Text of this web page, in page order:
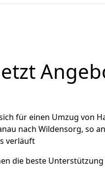
für einen Umzug von
nach Wildensorg, so
verläuft
die beste